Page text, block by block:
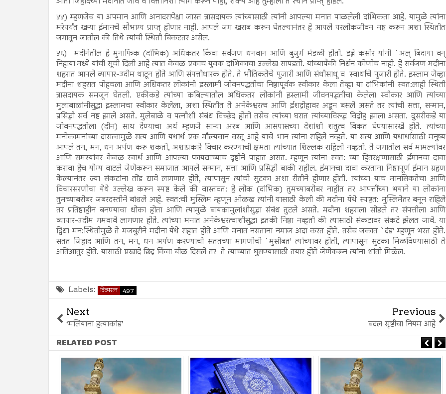
५५) म्हणजेच या अपमान आणि अनादरापेक्षा जास्त त्रासदायक त्यांच्यासाठी त्यांनी आपल्या मनात पाळलेली दांभिकता आहे. यामुळे त्यांना
मरेपर्यंत खऱ्या ईमानचे सौभाग्य प्राप्त् होणार नाही. आपले जग खराब करून घेतल्यानंतर हे आपले परलोकजीवन नष्ट करून अशा स्थितीत
जगातून जातील की तिथे त्यांची स्थिती बिकटतर असेल.
५६)
मदीनेतील हे मुनाफिक (दांभिक) अधिकतर किंवा सर्वजण धनवान आणि बुजुर्ग मंडळी होती. इब्ने कसीर यांनी `अल् बिदाया वन्
निहाया'मध्ये यांची सूची दिली आहे त्यात केवळ एकाच युवक दांभिकाचा उल्लेख सापडतो. यांच्यापैकी निर्धन कोणीच नाही. हे सर्वजण मदीना
शहरात आपले व्यापार-उदीम थाटून होते आणि संपत्तीधारक होते. ते भौतिकतेचे पुजारी आणि संधीसाधू व स्वार्थाचे पुजारी होते. इस्लाम जेव्हा
मदीना शहरात पोहचला आणि अधिकतर लोकांनी इस्लामी जीवनपद्धतीचा निष्ठापूर्वक स्वीकार केला तेव्हा या दांभिकांनी स्वत:लाही स्थिती
त्रासदायक समजून घेतली. एकीकडे त्यांच्या कबिल्यातील अधिकतर लोकांनी इस्लामी जीवनपद्धतीचा केलेला स्वीकार आणि त्यांच्या
मुलाबाळांनीसुद्धा इस्लामचा स्वीकार केलेला, अशा स्थितीत ते अनेकेश्वरत्व आणि ईशद्रोहावर अडून बसले असते तर त्यांची सत्ता, सन्मान,
प्रसिद्धी सर्व नष्ट झाले असते. मुलेबाळे व पत्नीशी संबंध विच्छेद होतो तसेच त्यांच्या घरात त्यांच्याविरुद्ध विद्रोह झाला असता. दुसरीकडे या
जीवनपद्धतीला (दीन) साथ देण्याचा अर्थ म्हणजे साऱ्या अरब आणि आसपासच्या देशांशी शत्रुत्व विकत घेण्यासारखे होते. त्यांच्या
मनोकामनांच्या दासत्वामुळे सत्य आणि यथार्थ एक मौल्यवान वस्तू आहे याचे भान त्यांना राहिले नव्हते. या सत्य आणि यथार्थासाठी मनुष्य
आपले तन, मन, धन अर्पण करू शकतो, अशाप्रकारे विचार करण्याची क्षमता त्यांच्यात शिल्लक राहिली नव्हती. ते जगातील सर्व मामल्यांवर
आणि समस्यांवर केवळ स्वार्थ आणि आपल्या फायद्याच्याच दृष्टीने पाहात असत. म्हणून त्यांना स्वत: च्या हितरक्षणासाठी ईमानचा दावा
करावा हेच योग्य वाटले जेणेकरून समाजात आपले सन्मान, सत्ता आणि प्रसिद्धी बाकी राहील. ईमानचा दावा करताना निष्ठापूर्ण ईमान ग्रहण
केल्यानंतर ज्या संकटांना तोंड द्यावे लागणार होते, त्यापासून त्यांची सुटका अशा रीतीने होणार होती. त्यांच्या याच मानसिकतेचा आणि
विचारसरणीचा येथे उल्लेख करून स्पष्ट केले की वास्तवत: हे लोक (दांभिक) तुमच्याबरोबर नाहीत तर आपत्तींच्या भयाने या लोकांना
तुमच्याबरोबर जबरदस्तीने बांधले आहे. स्वत:ची मुस्लिम म्हणून ओळख त्यांनी यासाठी केली की मदीना येथे स्पष्टत: मुस्लिमेतर बनून राहिले
तर प्रतिष्ठाहीन बनण्याचा धोका होता आणि त्यामुळे बायकामुलांशीसुद्धा संबंध तुटले असते. मदीना शहराला सोडले तर संपत्तीला आणि
व्यापार-उदीम गमवावे लागणार होते. त्यांच्या मनात अनेकेश्वरत्वाशीसुद्धा इतकी निष्ठा नव्हती की त्यासाठी संकटावर संकटे झेलत जावे. या
द्विधा मन:स्थितीमुळे ते मजबुरीने मदीना येथे राहात होते आणि मनात नसताना नमाज अदा करत होते. तसेच जकात `दंड' म्हणून भरत होते.
सतत जिहाद आणि तन, मन, धन अर्पण करण्याची सततच्या मागणीची `मुसीबत' त्यांच्यावर होती, त्यापासून सुटका मिळविण्यासाठी ते
अतिआतुर होते. यासाठी एखादे छिद्र किंवा बीळ दिसले तर ते त्याच्यात घुसण्यासाठी तयार होते जेणेकरून त्यांना शांती मिळेल.
Labels: दिव्यरत्न 497
Next
‘मलियाना हत्याकांड’
Previous
बदल सृष्टीचा नियम आहे
RELATED POST